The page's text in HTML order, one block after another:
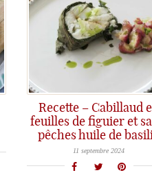
Recette – Cabillaud
feuilles de figuier et
pêches huile de
Une recette qui marque la transition de l'été et l'arrivée de l'automne: cabillaud en feuilles de figuier servi avec une sauce vierge pêches, figues et huile de basilic maison. A cuire au bbq... ou au four.
11 septembre 2024